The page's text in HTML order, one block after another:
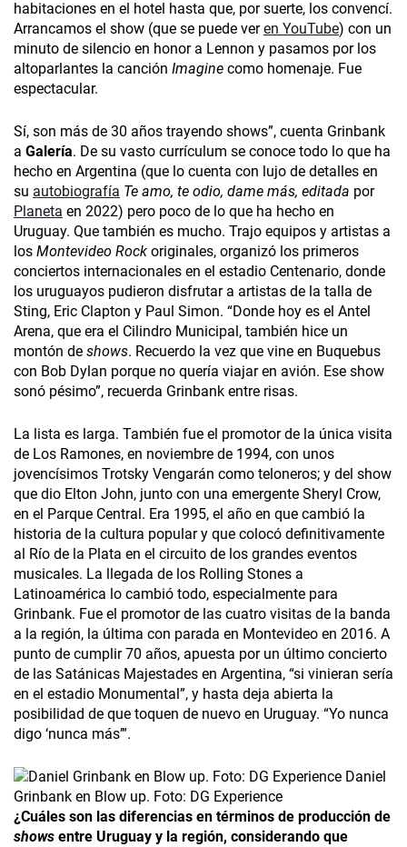
habitaciones en el hotel hasta que, por suerte, los convencí.
Arrancamos el show (que se puede veren YouTube) con un
minuto de silencio en honor a Lennon y pasamos por los
altoparlantes la canción Imagine como homenaje. Fue
espectacular.
Sí, son más de 30 años trayendo shows”, cuenta Grinbank
a Galería­. De su vasto currículum se conoce todo lo que ha
hecho en Argentina (que lo cuenta con lujo de detalles en
su autobiografía Te amo, te odio, dame más, editada por
Planeta en 2022) pero poco de lo que ha hecho en
Uruguay. Que también es mucho. Trajo equipos y artistas a
los Montevideo Rock originales, organizó los primeros
conciertos internacionales en el estadio Centenario, donde
los uruguayos pudieron disfrutar a artistas de la talla de
Sting, Eric Clapton y Paul Simon. “Donde hoy es el Antel
Arena, que era el Cilindro Municipal, también hice un
montón de shows. Recuerdo la vez que vine en Buquebus
con Bob Dylan porque no quería viajar en avión. Ese show
sonó pésimo”, recuerda Grinbank entre risas.
La lista­ es larga. También fue el promotor de la única visita
de Los Ramones­, en noviembre de 1994, con unos
jovencísimos Trotsky­ Vengarán­ como teloneros; y del show
que dio Elton John, junto con una emergente Sheryl Crow,
en el Parque Central. Era 1995, el año en que cambió la
historia de la cultura popular y que colocó definitivamente
al Río de la Plata en el circuito de los grandes eventos
musicales. La llegada de los Rolling Stones a
Latinoamérica lo cambió todo, especialmente para
Grinbank. Fue el promotor de las cuatro visitas de la banda
a la región, la última con parada en Montevideo en 2016. A
punto de cumplir 70 años, apuesta por un último concierto
de las Satánicas Majestades en Argentina, “si vinieran sería
en el estadio Monumental”, y hasta deja abierta la
posibilidad de que toquen de nuevo en Uruguay. “Yo nunca
digo ‘nunca más’”.
Daniel
Grinbank en Blow up. Foto: DG Experience
¿Cuáles son las diferencias en términos de producción de
shows entre Uruguay y la región, considerando que